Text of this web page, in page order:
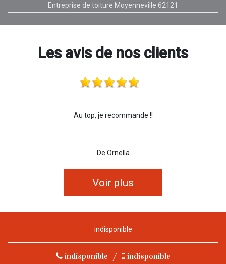
Entreprise de toiture Moyenneville 62121
Les avis de nos clients
Au top, je recommande !!
De Ornella
Voir plus
indisponible
indisponible / indisponible